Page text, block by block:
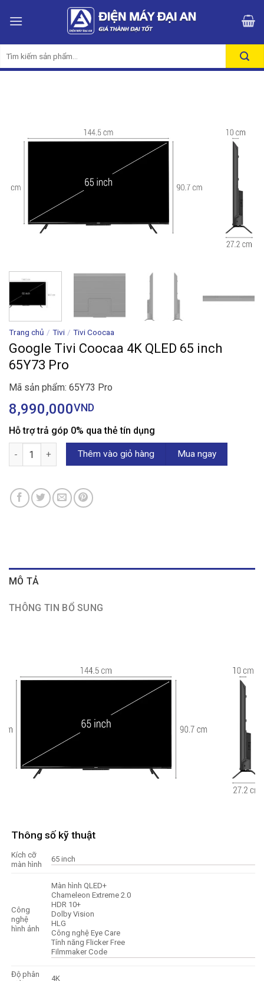
kiếm:
Trang chủ / Tivi / Tivi Coocaa
Google Tivi Coocaa 4K QLED 65 inch
65Y73 Pro
Mã sản phẩm: 65Y73 Pro
8,990,000VND
Hỗ trợ trả góp 0% qua thẻ tín dụng
Google Tivi Coocaa 4K QLED 65 inch 65Y73 Pro số lượng
Thêm vào giỏ hàng Mua ngay
MÔ TẢ
THÔNG TIN BỔ SUNG
Thông số kỹ thuật
Kích cỡ
màn hình
65 inch
Công
nghệ
hình ảnh
Màn hình QLED+
Chameleon Extreme 2.0
HDR 10+
Dolby Vision
HLG
Công nghệ Eye Care
Tính năng Flicker Free
Filmmaker Code
Độ phân
4K